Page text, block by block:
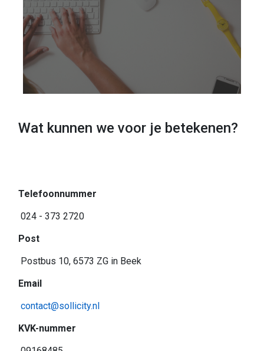
Wat kunnen we voor je betekenen?
Telefoonnummer
024 - 373 2720
Post
Postbus 10, 6573 ZG in Beek
Email
contact@sollicity.nl
KVK-nummer